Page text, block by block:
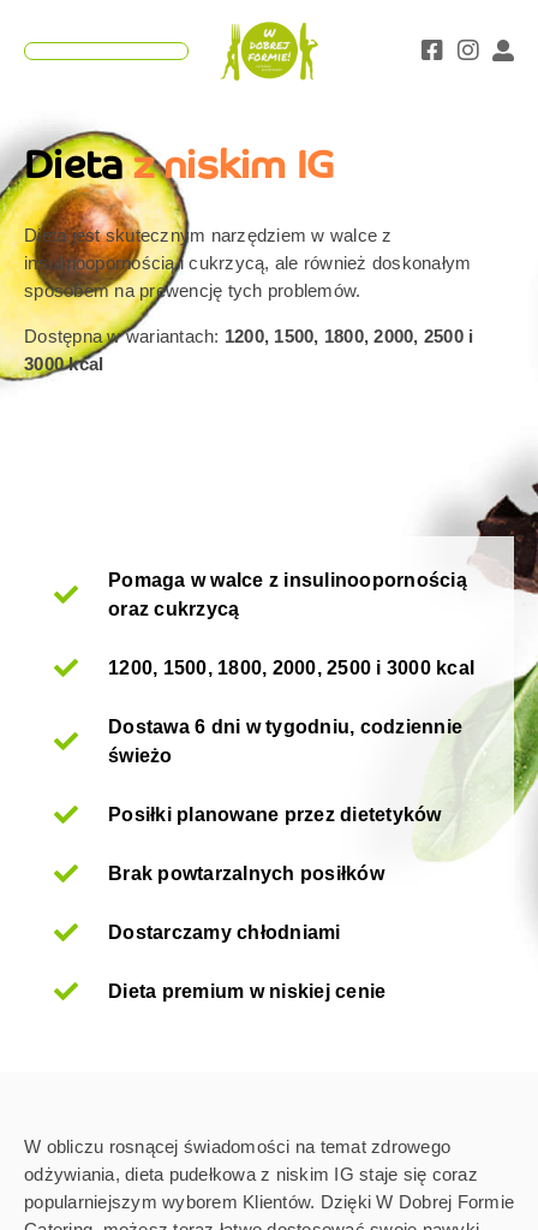
Dietaz niskim IG
Dieta jest skutecznym narzędziem w walce z
insulinoopornością i cukrzycą, ale również doskonałym
sposobem na prewencję tych problemów.
Dostępna w wariantach: 1200, 1500, 1800, 2000, 2500 i
3000 kcal
Pomaga w walce z insulinoopornością
oraz cukrzycą
1200, 1500, 1800, 2000, 2500 i 3000 kcal
Dostawa 6 dni w tygodniu, codziennie
świeżo
Posiłki planowane przez dietetyków
Brak powtarzalnych posiłków
Dostarczamy chłodniami
Dieta premium w niskiej cenie
W obliczu rosnącej świadomości na temat zdrowego
odżywiania, dieta pudełkowa z niskim IG staje się coraz
popularniejszym wyborem Klientów. Dzięki W Dobrej Formie
Teraz z kodem "Lato" 25% rabatu wszystkie
diety!
ZAMAWIAM